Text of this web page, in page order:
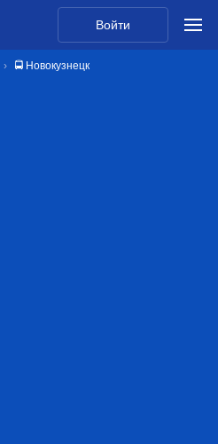
Войти
🚍 Новокузнецк